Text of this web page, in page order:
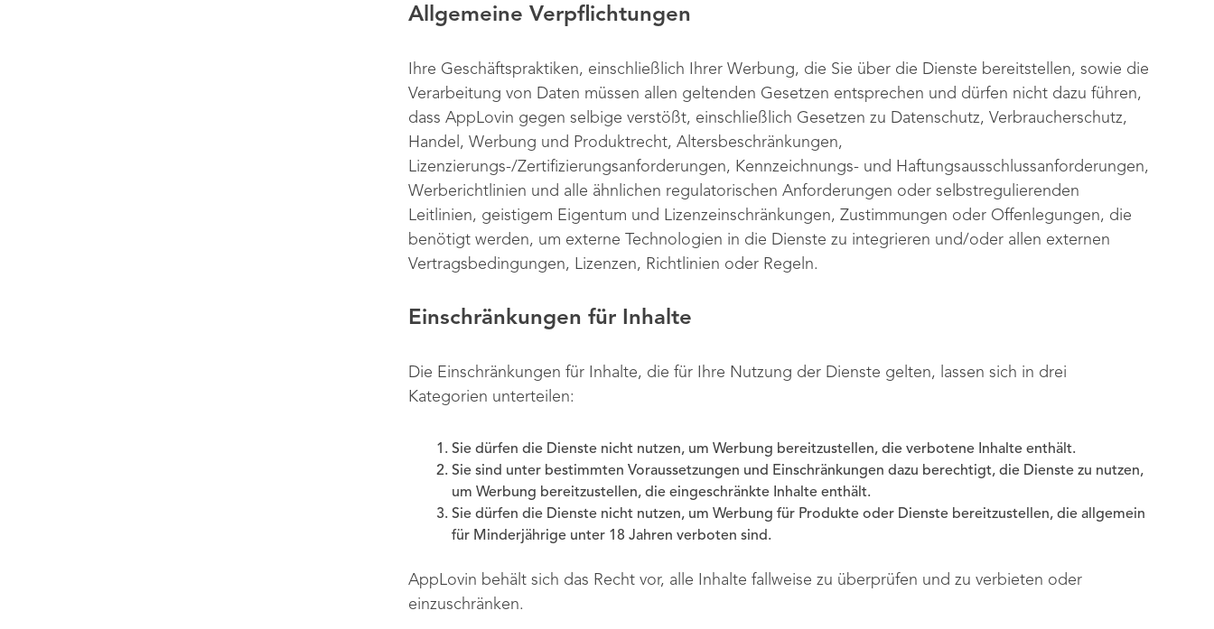
Allgemeine Verpflichtungen
Ihre Geschäftspraktiken, einschließlich Ihrer Werbung, die Sie über die Dienste bereitstellen, sowie die
Verarbeitung von Daten müssen allen geltenden Gesetzen entsprechen und dürfen nicht dazu führen,
dass AppLovin gegen selbige verstößt, einschließlich Gesetzen zu Datenschutz, Verbraucherschutz,
Handel, Werbung und Produktrecht, Altersbeschränkungen,
Lizenzierungs-/Zertifizierungsanforderungen, Kennzeichnungs- und Haftungsausschlussanforderungen,
Werberichtlinien und alle ähnlichen regulatorischen Anforderungen oder selbstregulierenden
Leitlinien, geistigem Eigentum und Lizenzeinschränkungen, Zustimmungen oder Offenlegungen, die
benötigt werden, um externe Technologien in die Dienste zu integrieren und/oder allen externen
Vertragsbedingungen, Lizenzen, Richtlinien oder Regeln.
Einschränkungen für Inhalte
Die Einschränkungen für Inhalte, die für Ihre Nutzung der Dienste gelten, lassen sich in drei
Kategorien unterteilen:
Sie dürfen die Dienste nicht nutzen, um Werbung bereitzustellen, die verbotene Inhalte enthält.
Sie sind unter bestimmten Voraussetzungen und Einschränkungen dazu berechtigt, die Dienste zu nutzen,
um Werbung bereitzustellen, die eingeschränkte Inhalte enthält.
Sie dürfen die Dienste nicht nutzen, um Werbung für Produkte oder Dienste bereitzustellen, die allgemein
für Minderjährige unter 18 Jahren verboten sind.
AppLovin behält sich das Recht vor, alle Inhalte fallweise zu überprüfen und zu verbieten oder
einzuschränken.